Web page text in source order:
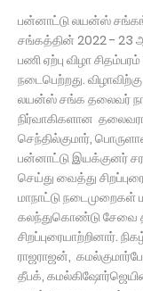
பன்னாட்டு லயன்ஸ்
சங்கத்தின் 2022 - 23
பணி ஏற்பு விழா
நடைபெற்றது.
லயன்ஸ் சங்க தலைவர்
நிர்வாகிகளான
செந்தில்குமார்,
பன்னாட்டு இயக்குனர்
செய்து வைத்து
மாநாட்டு
கலந்துகொண்டு சேவை
சிறப்புரையாற்றினார்.
ராஜராஜன்,
தீபக்,